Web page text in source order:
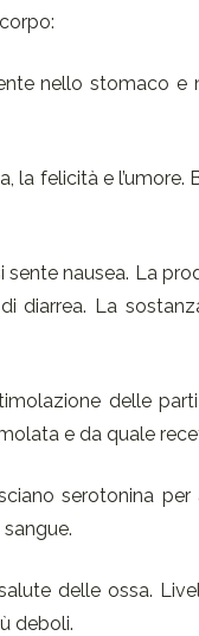
nello stomaco e
la felicità e
nausea. La
La
delle
e da quale
serotonina
delle ossa.
deboli.